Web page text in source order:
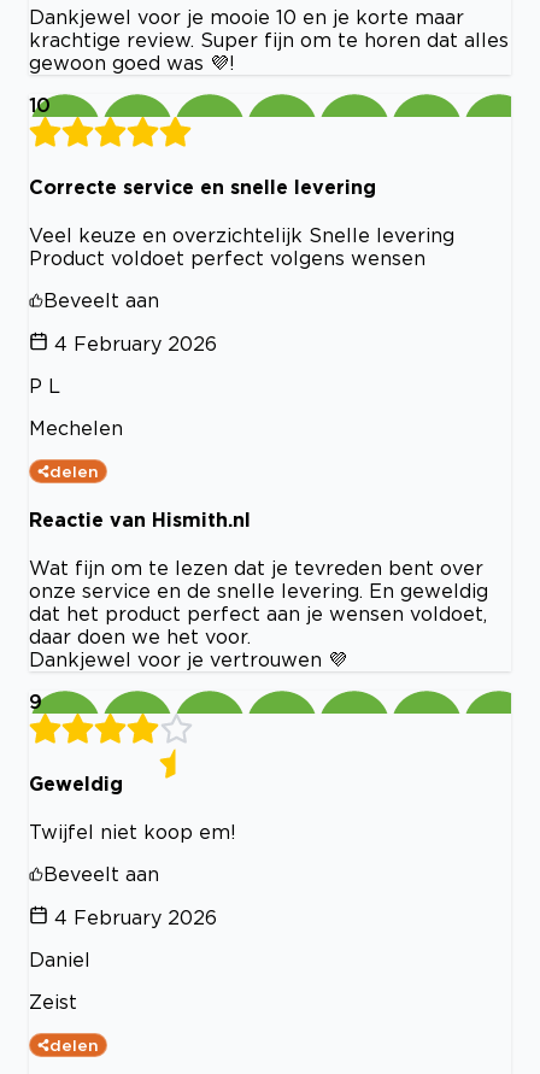
Dankjewel voor je mooie 10 en je korte maar
krachtige review. Super fijn om te horen dat alles
gewoon goed was 💜!
10
Correcte service en snelle levering
Veel keuze en overzichtelijk Snelle levering
Product voldoet perfect volgens wensen
Beveelt aan
4 February 2026
P L
Mechelen
delen
Reactie van Hismith.nl
Wat fijn om te lezen dat je tevreden bent over
onze service en de snelle levering. En geweldig
dat het product perfect aan je wensen voldoet,
daar doen we het voor.
Dankjewel voor je vertrouwen 💜
9
Geweldig
Twijfel niet koop em!
Beveelt aan
4 February 2026
Daniel
Zeist
delen